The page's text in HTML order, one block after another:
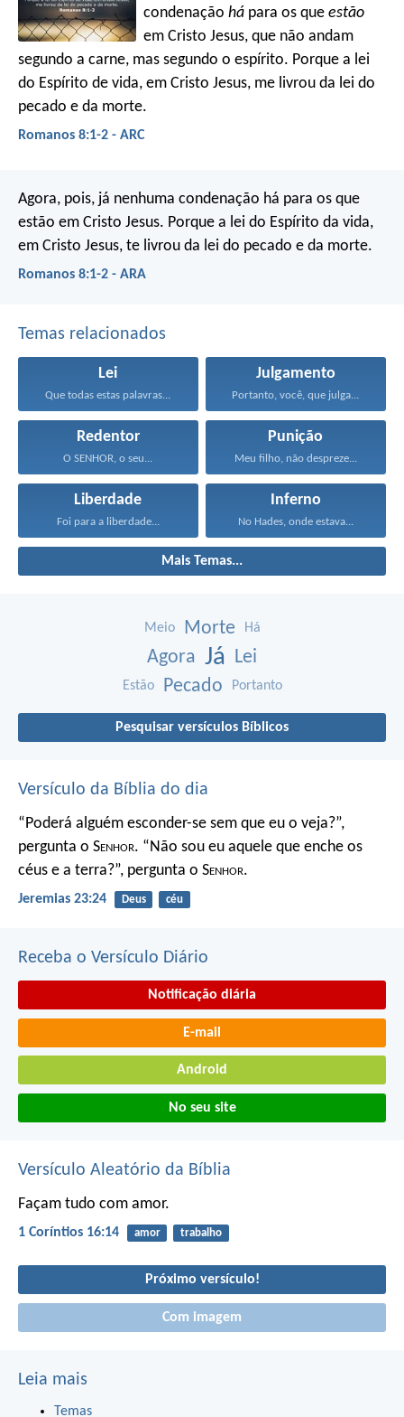
condenaçãohá para os queestão
em Cristo Jesus, que não andam
segundo a carne, mas segundo o espírito. Porque a lei
do Espírito de vida, em Cristo Jesus, me livrou da lei do
pecado e da morte.
Romanos 8:1-2 - ARC
Agora, pois, já nenhuma condenação há para os que
estão em Cristo Jesus. Porque a lei do Espírito da vida,
em Cristo Jesus, te livrou da lei do pecado e da morte.
Romanos 8:1-2 - ARA
Temas relacionados
Lei
Que todas estas palavras...
Julgamento
Portanto, você, que julga...
Redentor
O SENHOR, o seu...
Punição
Meu filho, não despreze...
Liberdade
Foi para a liberdade...
Inferno
No Hades, onde estava...
Mais Temas...
Meio Morte Há
Agora Já Lei
Estão Pecado Portanto
Pesquisar versículos Bíblicos
Versículo da Bíblia do dia
“Poderá alguém esconder-se sem que eu o veja?”,
pergunta o Senhor. “Não sou eu aquele que enche os
céus e a terra?”, pergunta o Senhor.
Jeremias 23:24 Deus céu
Receba o Versículo Diário
Notificação diária
E-mail
Android
No seu site
Versículo Aleatório da Bíblia
Façam tudo com amor.
1 Coríntios 16:14 amor trabalho
Próximo versículo!
Com imagem
Leia mais
Temas